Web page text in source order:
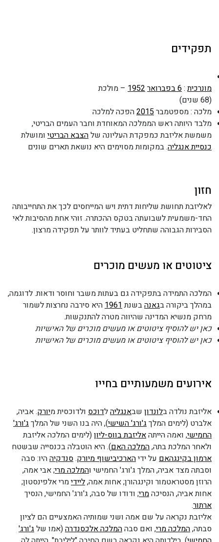
תפקידים
מונרכית:6 בפברואר 1952 – מולכת
(68 שנים)
מלכה : מספטמבר2015הפכה למלכה
מלבד היותה ראש הממלכה המאוחדת וחבר העמים הבריטי,
משמשת אליזבת כמפקדת העליונה שלהצבא הבריטי ומושלת
כנסיית אנגליה. במקומות מסוימים היא נושאת תארים שונים
חזון
לאליזבת תחושת שליחות דתית ויש המייחסים לכך את התחייבותה
החד-משמעית לשבועתה בטקס ההכתרה. זוהי אחת מהסיבות לאי
הסבירות הגבוהה שתחליט בעתיד לוותר על תפקידה מרצון.
ציטוטים או מעשים מוכרים
המלכה התמידה בתפקידה גם בעתות משבר וחוסר ודאות. לדוגמה,
במהלך ביקורה בגאנהבשנת1961היא סירבה נחרצות לשמור
מרחק מנשיא המדינה שהיווה מטרה להתנקשות.
כאן יש להוסיף ציטוטים או מעשים מוכרים של האישיות
כאן יש להוסיף ציטוטים או מעשים מוכרים של האישיות
אירועים משמעותיים בחייו
אליזבת נולדה בלונדון שבאנגליהלדוכס ולדוכסית מיורק. אביה,
אלברט (לימים המלךג'ורג' השישי), היה בנו השני של המלךג'ורג'
החמישי, ואמה הייתהאליזבת בווס-ליון(לימים המלכה אליזבת
ולאחר המלכת בתה,המלכה האם). היא הוטבלה בכנסייה שבשטח
ארמון בקינגהאם על ידיהארכיבישוף מיורק.סנדקיההיו: סבה
וסבתה מצד אביה, המלך ג'ורג' החמישי והמלכה מרי; אבי אמה,
הרוזן מסטראטמור וקינגהורן; אחות אמה,ליידימרי אלפינסטון;
אחות אביה, הנסיכהמרי; ודודו של סבה, ג'ורג' החמישי, הנסיך
ארתור.
אליזבת נקראה על שם אמה ושני שמותיה האמצעיים הם לציון
סבתה,המלכה מרי, ואם סבההמלכה אלכסנדרה(אמו שלג'ורג'